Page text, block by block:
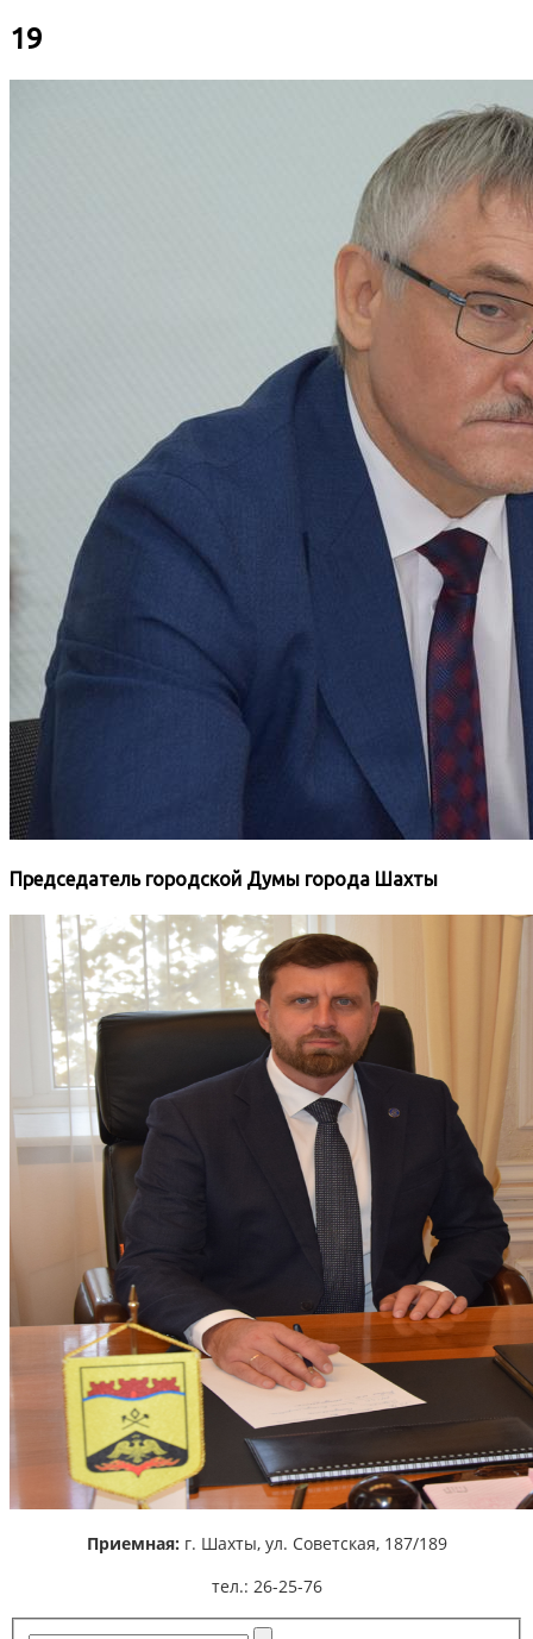
19
Председатель городской Думы города Шахты
Приемная: г. Шахты, ул. Советская, 187/189
тел.: 26-25-76